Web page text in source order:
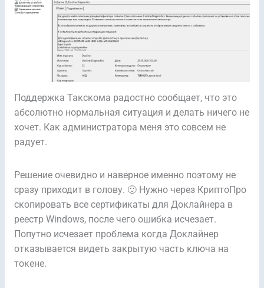
Поддержка Такскома радостно сообщает, что это
абсолютно нормальная ситуация и делать ничего не
хочет. Как администратора меня это совсем не
радует.
Решение очевидно и наверное именно поэтому не
сразу приходит в голову. 🙂 Нужно через КриптоПро
скопировать все сертификаты для Доклайнера в
реестр Windows, после чего ошибка исчезает.
Попутно исчезает проблема когда Доклайнер
отказывается видеть закрытую часть ключа на
токене.